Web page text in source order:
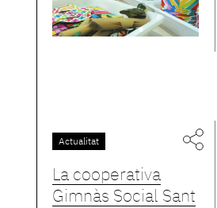
Actualitat
La cooperativa
Gimnàs Social Sant